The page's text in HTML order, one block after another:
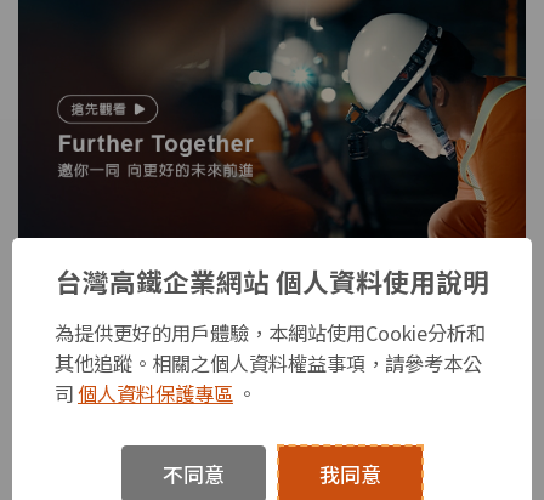
台灣高鐵營隊
「藝」起來高鐵
台灣高鐵企業網站 個人資料使用說明
為提供更好的用戶體驗，本網站使用Cookie分析和
其他追蹤。相關之個人資料權益事項，請參考本公
司個人資料保護專區 。
不同意 我同意